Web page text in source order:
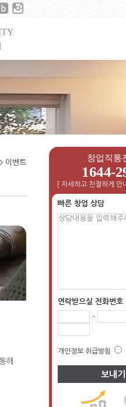
창업직통
1644-
[ 자세하고 친절하게
빠른 창업 상담
연락받으실 전화번호
-
개인정보 취급방침
> 이벤트
해